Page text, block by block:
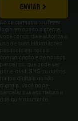
ENVIAR
Ao se cadastrar ou fazer
login em nosso sistema,
você concorda e autoriza o
uso de suas informações
pessoais em nossa
comunicação e de nossos
parceiros, que pode ser
por e-mail, SMS ou outros
meios digitais ou não
digitais. Você pode
cancelar sua assinatura a
qualquer momento.